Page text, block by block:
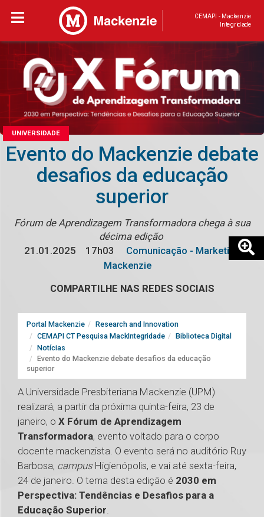
CEMAPI - Mackenzie
Integridade
UNIVERSIDADE
Evento do Mackenzie debate
desafios da educação
superior
Fórum de Aprendizagem Transformadora chega à sua
décima edição
21.01.2025
17h03
Comunicação - Marketing
Mackenzie
COMPARTILHE NAS REDES SOCIAIS
Portal Mackenzie
Research and Innovation
CEMAPI CT Pesquisa MackIntegridade
Biblioteca Digital
Notícias
Evento do Mackenzie debate desafios da educação
superior
A Universidade Presbiteriana Mackenzie (UPM)
realizará, a partir da próxima quinta-feira, 23 de
janeiro, o X Fórum de Aprendizagem
Transformadora, evento voltado para o corpo
docente mackenzista. O evento será no auditório Ruy
Barbosa, campus Higienópolis, e vai até sexta-feira,
24 de janeiro. O tema desta edição é 2030 em
Perspectiva: Tendências e Desafios para a
Educação Superior.